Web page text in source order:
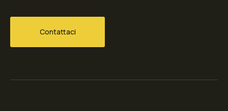
Contattaci